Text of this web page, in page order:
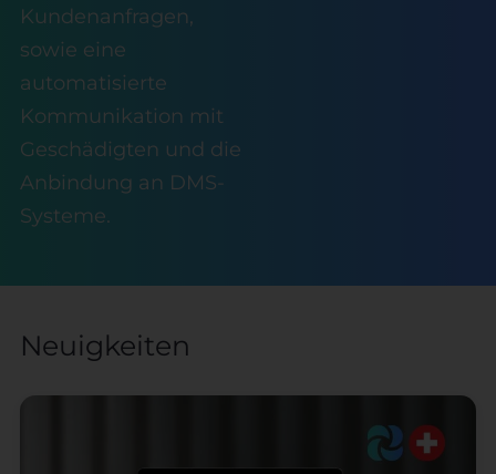
Kundenanfragen,
sowie eine
automatisierte
Kommunikation mit
Geschädigten und die
Anbindung an DMS-
Systeme.
Neuigkeiten